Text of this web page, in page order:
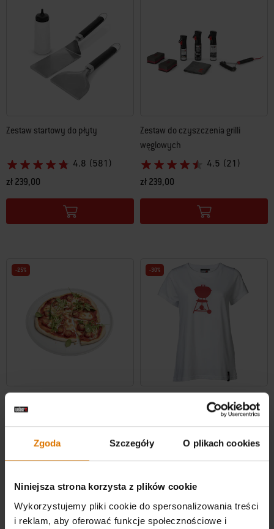
Zgoda Szczegóły O plikach cookies
Niniejsza strona korzysta z plików cookie
Wykorzystujemy pliki cookie do spersonalizowania treści
i reklam, aby oferować funkcje społecznościowe i
Zestaw startowy do płyty
4.8 (581)
zł 239,00
Color Options
Zestaw do czyszczenia grilli
węglowych
4.5 (21)
zł 239,00
Color Options
-25%
Cena obniżona z
zł 174,99na
zł 131,24
Color Options
-30%
Koszulka damska „Kettle”
Cena obniżona z
zł 89,99
zł 62,99
Color Options